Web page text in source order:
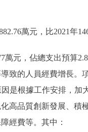
萬元，比2021年
元，佔總支出預算
致的人員經費增長。
因是根據工作安排，
高品質創新發展、積
經費等。其中：